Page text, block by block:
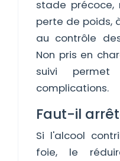
stade
perte de poids,
au contrôle
Non pris en
suivi
complications.
Faut-il
Si l'alcool
foie, le